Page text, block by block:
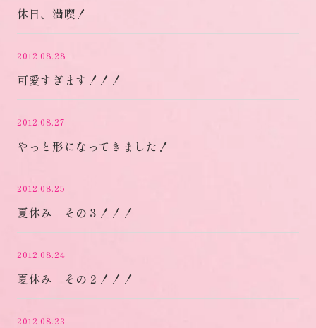
休日、満喫！
2012.08.28
可愛すぎます！！！
2012.08.27
やっと形になってきました！
2012.08.25
夏休み その３！！！
2012.08.24
夏休み その２！！！
2012.08.23